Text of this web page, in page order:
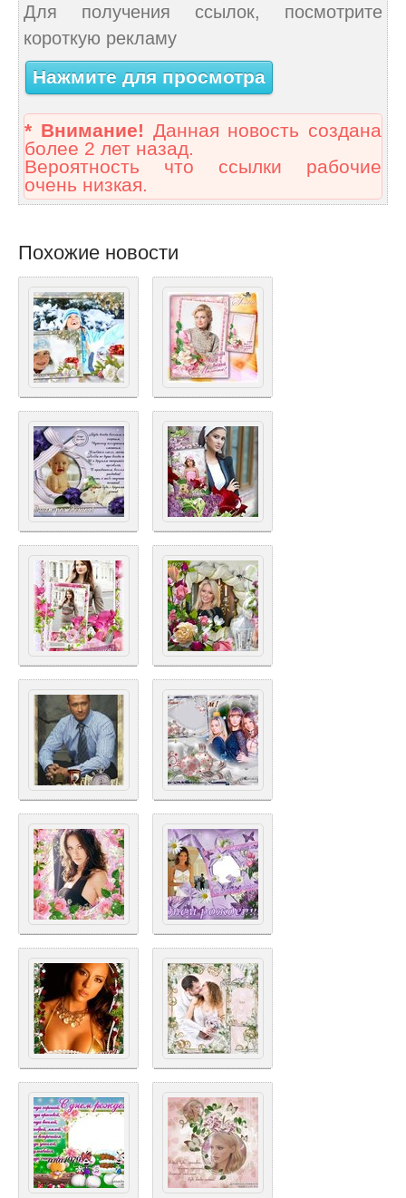
Для получения ссылок, посмотрите
короткую рекламу
Нажмите для просмотра
* Внимание! Данная новость создана
более 2 лет назад.
Вероятность что ссылки рабочие
очень низкая.
Похожие новости